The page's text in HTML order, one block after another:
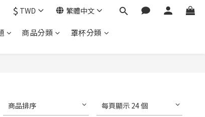
$ TWD 繁體中文
商品分類 罩杯分類
商品排序 每頁顯示 24 個